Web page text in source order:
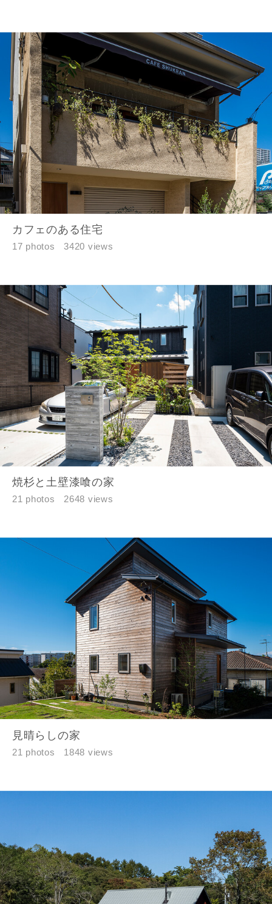
カフェのある住宅
17 photos 3420 views
焼杉と土壁漆喰の家
21 photos 2648 views
見晴らしの家
21 photos 1848 views
閉じる
閉じる